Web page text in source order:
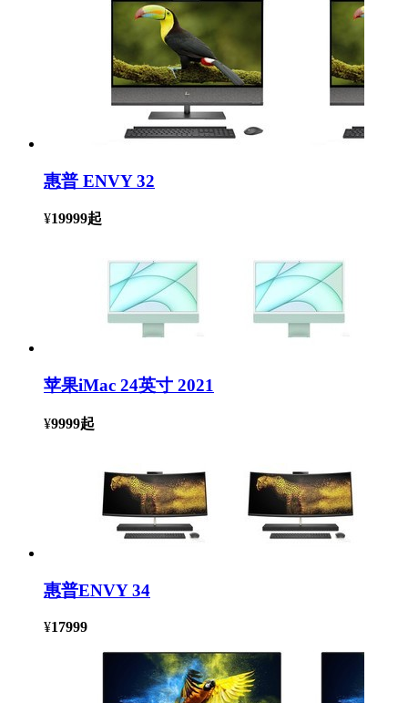
惠普 ENVY 32
¥19999起
苹果iMac 24英寸 2021
¥9999起
惠普ENVY 34
¥17999